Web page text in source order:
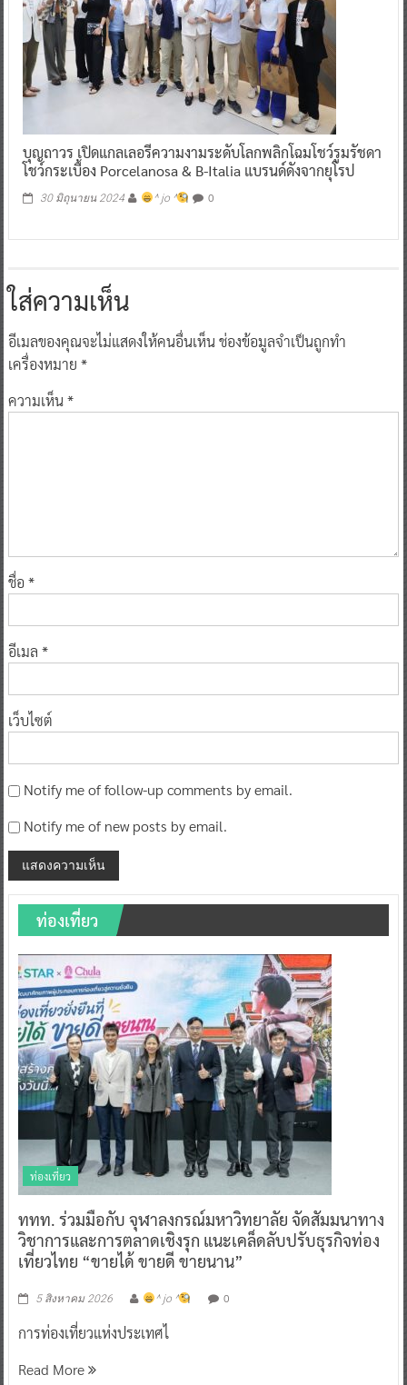
บุญถาวร เปิดแกลเลอรีความงามระดับโลกพลิกโฉมโชว์รูมรัชดา
โชว์กระเบื้อง Porcelanosa & B-Italia แบรนด์ดังจากยุโรป
30 มิถุนายน 2024 ^ jo ^ 0
ใส่ความเห็น
อีเมลของคุณจะไม่แสดงให้คนอื่นเห็นช่องข้อมูลจำเป็นถูกทำ
เครื่องหมาย *
ความเห็น*
ชื่อ *
อีเมล *
เว็บไซต์
Notify me of follow-up comments by email.
Notify me of new posts by email.
ท่องเที่ยว
ท่องเที่ยว
ททท. ร่วมมือกับ จุฬาลงกรณ์มหาวิทยาลัย จัดสัมมนาทาง
วิชาการและการตลาดเชิงรุก แนะเคล็ดลับปรับธุรกิจท่อง
เที่ยวไทย “ขายได้ ขายดี ขายนาน”
5 สิงหาคม 2026 ^ jo ^ 0
การท่องเที่ยวแห่งประเทศไ
Read More